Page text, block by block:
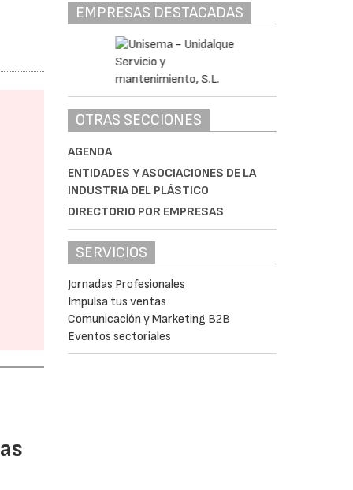
EMPRESAS DESTACADAS
OTRAS SECCIONES
AGENDA
ENTIDADES Y ASOCIACIONES DE LA
INDUSTRIA DEL PLÁSTICO
DIRECTORIO POR EMPRESAS
SERVICIOS
Jornadas Profesionales
Impulsa tus ventas
Comunicación y Marketing B2B
Eventos sectoriales